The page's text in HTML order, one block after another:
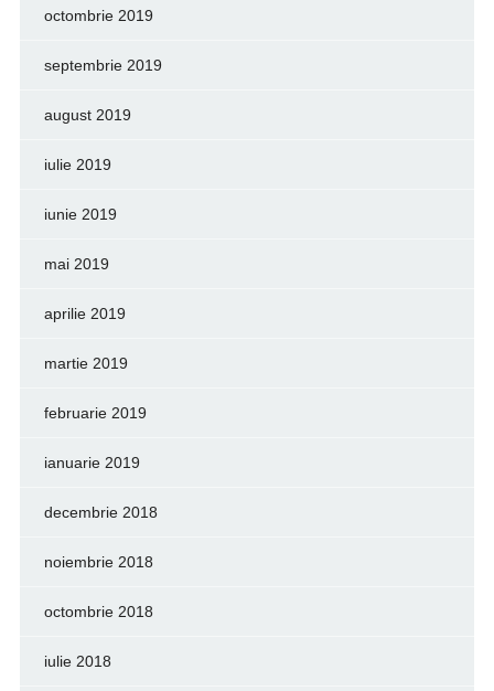
octombrie 2019
septembrie 2019
august 2019
iulie 2019
iunie 2019
mai 2019
aprilie 2019
martie 2019
februarie 2019
ianuarie 2019
decembrie 2018
noiembrie 2018
octombrie 2018
iulie 2018